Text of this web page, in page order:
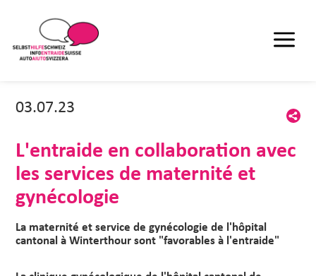
03.07.23
L'entraide en collaboration avec
les services de maternité et
gynécologie
La maternité et service de gynécologie de l'hôpital
cantonal à Winterthour sont "favorables à l'entraide"